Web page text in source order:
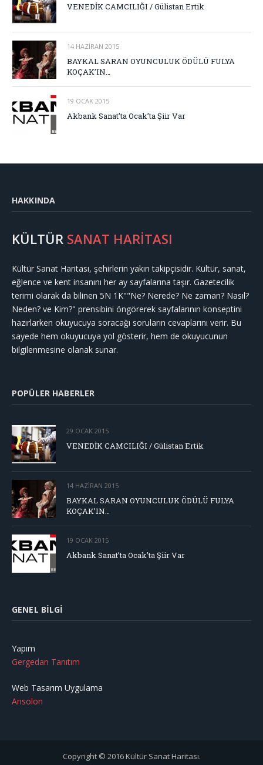
VENEDİK CAMCILIĞI / Gülistan Ertik
14 HAZIRAN 2015
BAYKAL SARAN OYUNCULUK ÖDÜLÜ FULYA
KOÇAK’IN…
19 OCAK 2015
Akbank Sanat’ta Ocak’ta Şiir Var
HAKKINDA
KÜLTÜR SANAT HARİTASI
Kültür Sanat Haritası, şehirlerin yakın takipçisidir. Kültür, sanat,
eğlence ve kent insanını her ay sayfalarına taşır. Gazetecilik
terimi olarak da bilinen 5N 1K""Ne? Nerede? Ne zaman? Nasıl?
Neden? ve Kim?" prensibini öngörerek sayfalarının konseptini
hazırlarken okuyucuya soracağı soruların cevaplarını verir. Bu
sayede hem okuyucuya yol gösterir, hem de okuyucunun
bilgilenmesine olanak sunar.
POPÜLER HABERLER
29 OCAK 2015
VENEDİK CAMCILIĞI / Gülistan Ertik
14 HAZIRAN 2015
BAYKAL SARAN OYUNCULUK ÖDÜLÜ FULYA
KOÇAK’IN…
19 OCAK 2015
Akbank Sanat’ta Ocak’ta Şiir Var
GENEL BILGI
Yapım
Gergedan Tanıtım
Web Tasarım Uygulama
Ansolon
Copyright © 2016 Kültür Sanat Haritası.